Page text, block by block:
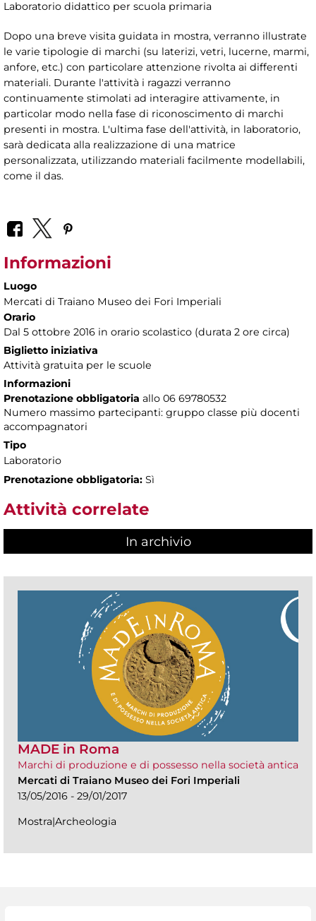
Laboratorio didattico per scuola primaria
Dopo una breve visita guidata in mostra, verranno illustrate
le varie tipologie di marchi (su laterizi, vetri, lucerne, marmi,
anfore, etc.) con particolare attenzione rivolta ai differenti
materiali. Durante l'attività i ragazzi verranno
continuamente stimolati ad interagire attivamente, in
particolar modo nella fase di riconoscimento di marchi
presenti in mostra. L'ultima fase dell'attività, in laboratorio,
sarà dedicata alla realizzazione di una matrice
personalizzata, utilizzando materiali facilmente modellabili,
come il das.
Informazioni
Luogo
Mercati di Traiano Museo dei Fori Imperiali
Orario
Dal 5 ottobre 2016 in orario scolastico (durata 2 ore circa)
Biglietto iniziativa
Attività gratuita per le scuole
Informazioni
Prenotazione obbligatoria allo 06 69780532
Numero massimo partecipanti: gruppo classe più docenti
accompagnatori
Tipo
Laboratorio
Prenotazione obbligatoria: Sì
Attività correlate
In archivio
MADE in Roma
Marchi di produzione e di possesso nella società antica
Mercati di Traiano Museo dei Fori Imperiali
13/05/2016 - 29/01/2017
Mostra|Archeologia